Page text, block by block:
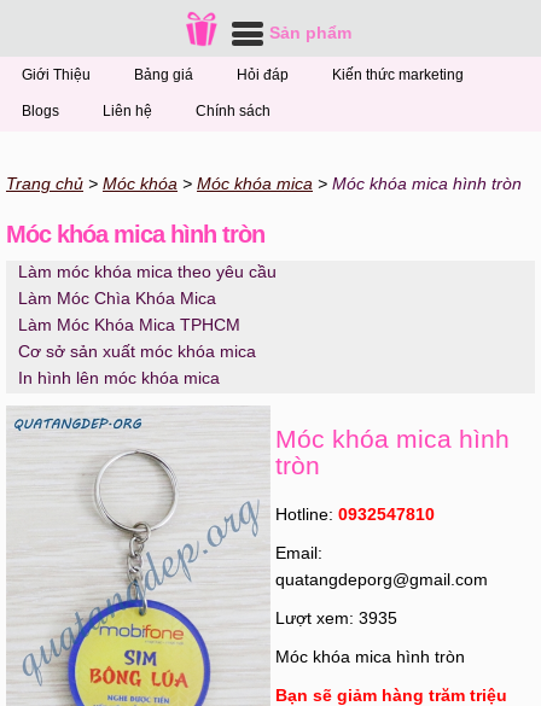
Sản phẩm
Giới Thiệu Bảng giá Hỏi đáp Kiến thức marketing
Blogs Liên hệ Chính sách
Trang chủ Móc khóa Móc khóa mica Móc khóa mica hình tròn
Móc khóa mica hình tròn
Làm móc khóa mica theo yêu cầu
Làm Móc Chìa Khóa Mica
Làm Móc Khóa Mica TPHCM
Cơ sở sản xuất móc khóa mica
In hình lên móc khóa mica
Móc khóa mica hình
tròn
Hotline:0932547810
Email:
quatangdeporg@gmail.com
Lượt xem: 3935
Móc khóa mica hình tròn
Bạn sẽ giảm hàng trăm triệu